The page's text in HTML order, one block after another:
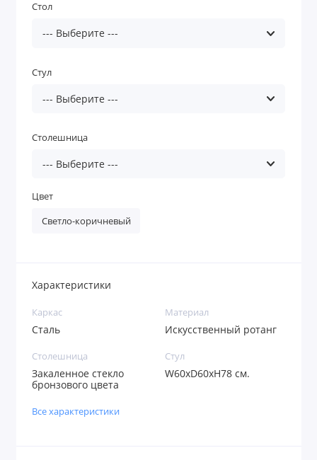
Стол
Стул
Столешница
Цвет
Светло-коричневый
Характеристики
Каркас
Сталь
Материал
Искусственный ротанг
Столешница
Закаленное стекло
бронзового цвета
Стул
W60xD60xH78 см.
Все характеристики